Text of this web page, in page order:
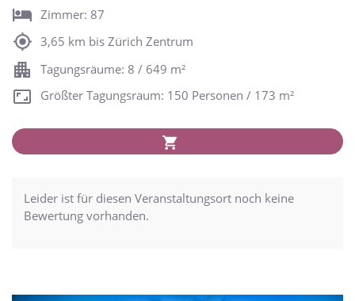
Zimmer: 87
3,65 km bis Zürich Zentrum
Tagungsräume: 8 / 649 m²
Größter Tagungsraum: 150 Personen / 173 m²
Leider ist für diesen Veranstaltungsort noch keine
Bewertung vorhanden.